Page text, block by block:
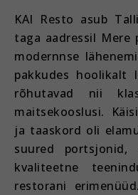
KAI Resto asub Tallinna kesklinnas, Linnahalli
taga aadressil Mere
modernnse
pakkudes hoolikalt
rõhutavad nii
maitsekooslusi.
ja taaskord oli
suured portsjonid,
kvaliteetne
restorani